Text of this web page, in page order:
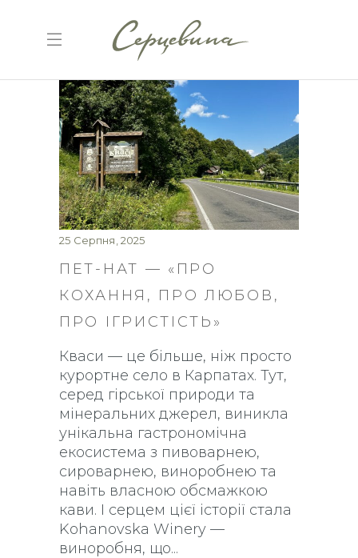
25 Серпня, 2025
ПЕТ-НАТ — «ПРО
КОХАННЯ, ПРО ЛЮБОВ,
ПРО ІГРИСТІСТЬ»
Кваси — це більше, ніж просто
курортне село в Карпатах. Тут,
серед гірської природи та
мінеральних джерел, виникла
унікальна гастрономічна
екосистема з пивоварнею,
сироварнею, виноробнею та
навіть власною обсмажкою
кави. І серцем цієї історії стала
Kohanovska Winery —
виноробня, що